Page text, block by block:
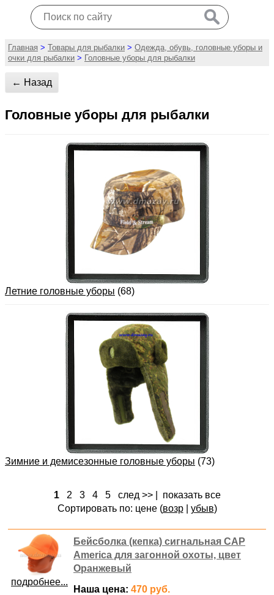
Главная > Товары для рыбалки > Одежда, обувь, головные уборы и
очки для рыбалки > Головные уборы для рыбалки
← Назад
Головные уборы для рыбалки
Летние головные уборы (68)
Зимние и демисезонные головные уборы (73)
1 2 3 4 5 след >>| показать все
Сортировать по: цене (возр| убыв)
подробнее...
Бейсболка (кепка) сигнальная CAP
America для загонной охоты, цвет
Оранжевый
Наша цена: 470 руб.